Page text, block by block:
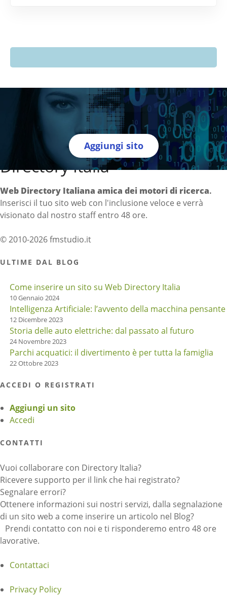
Aggiungi sito
Directory Italia
Web Directory Italiana amica dei motori di ricerca.
Inserisci il tuo sito web con l'inclusione veloce e verrà
visionato dal nostro staff entro 48 ore.
© 2010-2026 fmstudio.it
ULTIME DAL BLOG
Come inserire un sito su Web Directory Italia
10 Gennaio 2024
Intelligenza Artificiale: l’avvento della macchina pensante
12 Dicembre 2023
Storia delle auto elettriche: dal passato al futuro
24 Novembre 2023
Parchi acquatici: il divertimento è per tutta la famiglia
22 Ottobre 2023
ACCEDI O REGISTRATI
Aggiungi un sito
Accedi
CONTATTI
Vuoi collaborare con Directory Italia?
Ricevere supporto per il link che hai registrato?
Segnalare errori?
Ottenere informazioni sui nostri servizi, dalla segnalazione
di un sito web a come inserire un articolo nel Blog?
Prendi contatto con noi e ti risponderemo entro 48 ore
lavorative.
Contattaci
Privacy Policy